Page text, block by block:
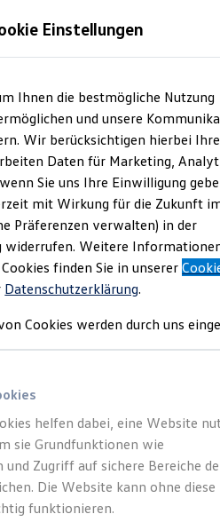
und Gebrauchtwagen
Leasing
Leasing
Anzahlung
Economy
Einstellungen
Ihnen die bestmögliche Nutzung
und unsere
Wir berücksichtigen hierbei Ihre
Daten für Marketing,
Sie uns Ihre Einwilligung
mit Wirkung für die Zukunft
Präferenzen verwalten) in der
widerrufen. Weitere
finden Sie in unserer
Datenschutzerklärung.
Cookies werden durch uns
helfen dabei, eine Website
sie Grundfunktionen wie
und Zugriff auf sichere Bereiche
Die Website kann ohne diese
funktionieren.